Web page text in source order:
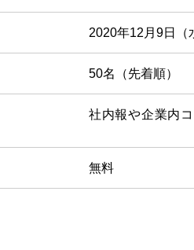
2020年12月9日
50名（先着順）
社内報や企業内
無料